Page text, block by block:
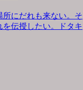
にだれも来ない。そ
伝授したい。ドタキ